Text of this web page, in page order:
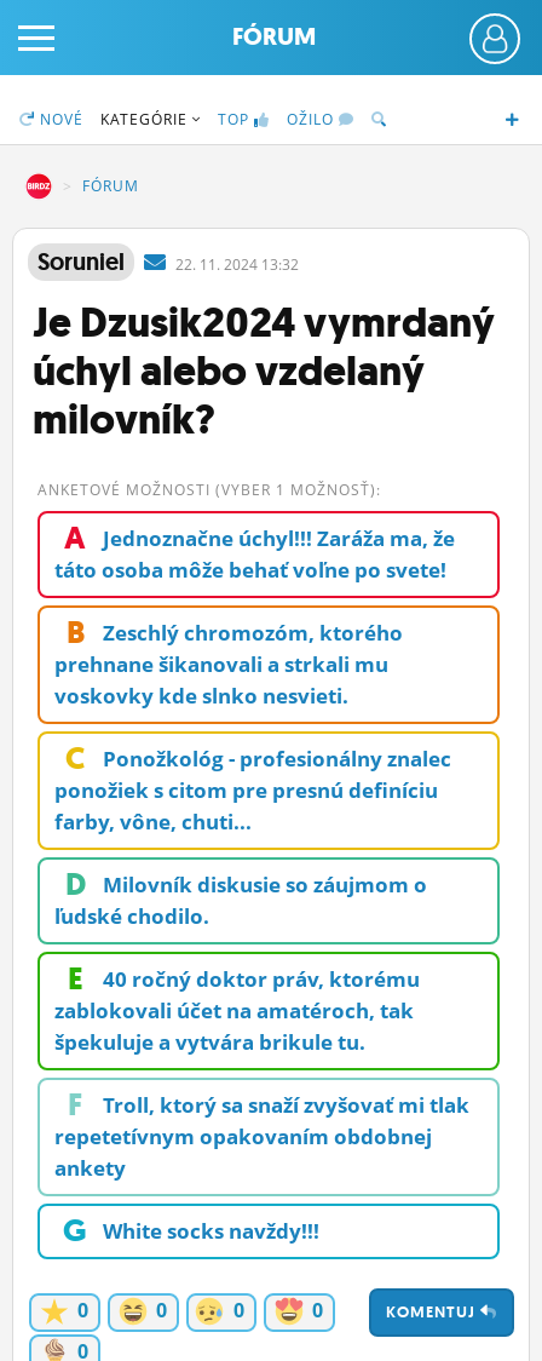
PRIHLÁS SA
ČINŽIAK
FÓRUM
STATUSY
OBRÁZKY
ĽUDIA
MÔJ PROFIL
NASTAVENIA
ROLETA
FÓRUM
NOVÉ KATEGÓRIE TOP OŽILO
FÓRUM
Soruniel 22. 11. 2024 13:32
Je Dzusik2024 vymrdaný
úchyl alebo vzdelaný
milovník?
ANKETOVÉ MOŽNOSTI (VYBER 1 MOŽNOSŤ):
A
Jednoznačne úchyl!!! Zaráža ma, že
táto osoba môže behať voľne po svete!
B
Zeschlý chromozóm, ktorého
prehnane šikanovali a strkali mu
voskovky kde slnko nesvieti.
C
Ponožkológ - profesionálny znalec
ponožiek s citom pre presnú definíciu
farby, vône, chuti...
D
Milovník diskusie so záujmom o
ľudské chodilo.
E
40 ročný doktor práv, ktorému
zablokovali účet na amatéroch, tak
špekuluje a vytvára brikule tu.
F
Troll, ktorý sa snaží zvyšovať mi tlak
repetetívnym opakovaním obdobnej
ankety
G White socks navždy!!!
KOMENTUJ
0 0 0
0
0